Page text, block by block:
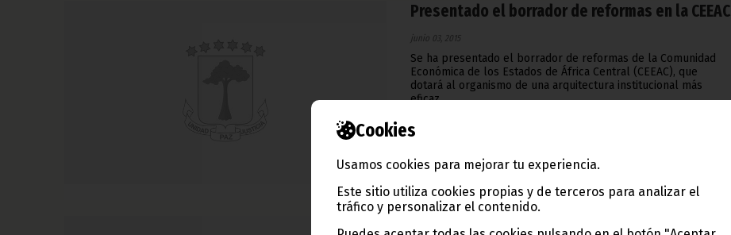
Cookies
Usamos cookies para mejorar tu experiencia.
Este sitio utiliza cookies propias y de terceros para analizar el
tráfico y personalizar el contenido.
Presentado el borrador de reformas en la CEEAC
junio 03, 2015
Se ha presentado el borrador de reformas de la Comunidad
Económica de los Estados de África Central (CEEAC), que
dotará al organismo de una arquitectura institucional más
eficaz.
Elegido el nuevo presidente del BAD&#12288